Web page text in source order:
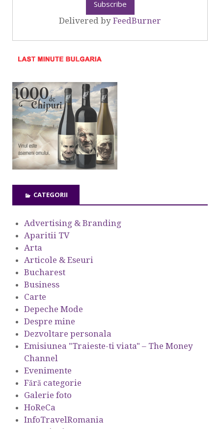
Delivered by FeedBurner
CATEGORII
Advertising & Branding
Aparitii TV
Arta
Articole & Eseuri
Bucharest
Business
Carte
Depeche Mode
Despre mine
Dezvoltare personala
Emisiunea "Traieste-ti viata" – The Money
Channel
Evenimente
Fără categorie
Galerie foto
HoReCa
InfoTravelRomania